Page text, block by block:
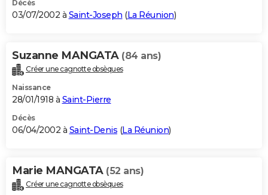
Décès
03/07/2002 à Saint-Joseph (La Réunion)
Suzanne MANGATA (84 ans)
Créer une cagnotte obsèques
Naissance
28/01/1918 à Saint-Pierre
Décès
06/04/2002 à Saint-Denis (La Réunion)
Marie MANGATA (52 ans)
Créer une cagnotte obsèques